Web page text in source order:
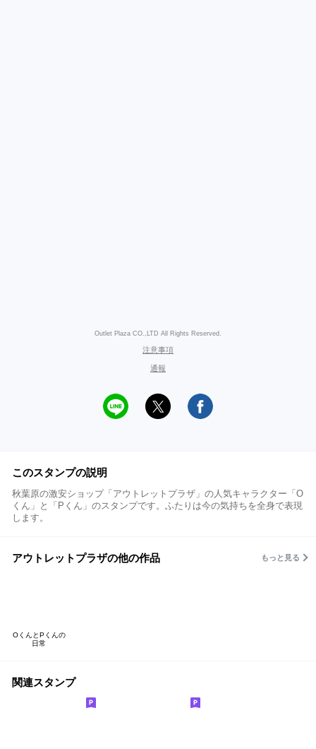
Outlet Plaza CO.,LTD All Rights Reserved.
注意事項
通報
このスタンプの説明
秋葉原の激安ショップ「アウトレットプラザ」の人気キャラクター「O
くん」と「Pくん」のスタンプです。ふたりは今の気持ちを全身で表現
します。
アウトレットプラザの他の作品 もっと見る
OくんとPくんの
日常
関連スタンプ